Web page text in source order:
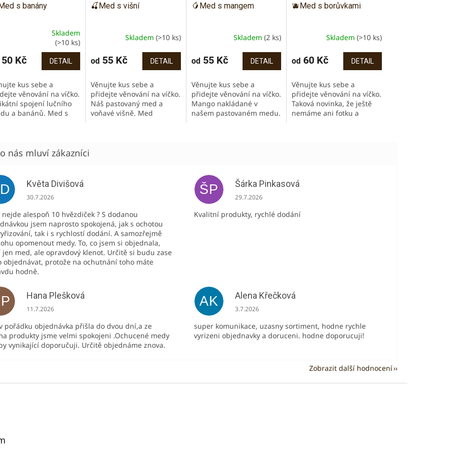
s banány
Skladem
(>10 ks)
50 Kč DETAIL
kus sebe a
věnování na víčko.
spojení lučního
a banánů. Med s
🍒Med s višní
Skladem (>10 ks)
od55 Kč DETAIL
Věnujte kus sebe a
přidejte věnování na víčko.
Náš pastovaný med a
voňavé višně. Med
🥭Med s mangem
Skladem(2 ks)
od55 Kč DETAIL
Věnujte kus sebe a
přidejte věnování na víčko.
Mango nakládané v
našem pastovaném medu.
🫐Med s borůvkami
Skladem (>10 ks)
od 60 Kč DETAIL
Věnujte kus sebe a
přidejte věnování na víčko.
Taková novinka, že ještě
nemáme ani fotku a
Květa Divišová
Hodnocení obchodu je 5 z 5 hvězdiček.
30.7.2026
nejde alespoň 10 hvězdiček ? S dodanou
jsem naprosto spokojená, jak s ochotou
tak i s rychlostí dodání. A samozřejmě
opomenout medy. To, co jsem si objednala,
jen med, ale opravdový klenot. Určitě si budu zase
objednávat, protože na ochutnání toho máte
hodně.
ŠP Šárka Pinkasová
Hodnocení obchodu je 5 z 5 hvězdiček.
29.7.2026
Kvalitní produkty, rychlé dodání
Hana Plešková
Hodnocení obchodu je 5 z 5 hvězdiček.
11.7.2026
pořádku objednávka přišla do dvou dní,a ze
produkty jsme velmi spokojeni .Ochucené medy
vynikající doporučuji. Určitě objednáme znova.
AK Alena Křečková
Hodnocení obchodu je 5 z 5 hvězdiček.
3.7.2026
super komunikace, uzasny sortiment, hodne rychle
vyrizeni objednavky a doruceni. hodne doporucuji!
Zobrazit další hodnocení